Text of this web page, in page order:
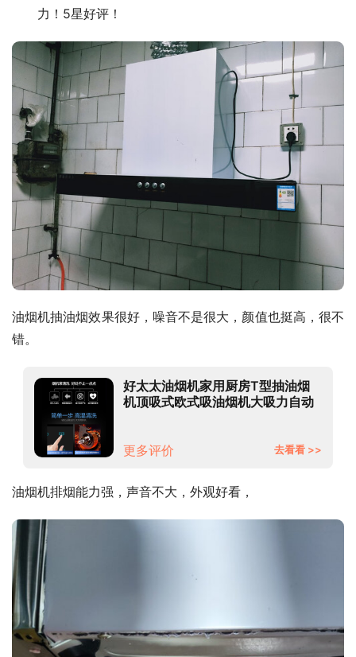
力！5星好评！
油烟机抽油烟效果很好，噪音不是很大，颜值也挺高，很不
错。
好太太油烟机家用厨房T型抽油烟
机顶吸式欧式吸油烟机大吸力自动
更多评价
去看看 >>
油烟机排烟能力强，声音不大，外观好看，